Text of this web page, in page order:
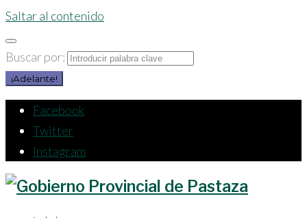
Saltar al contenido
Buscar por:
¡Adelante!
Facebook
Twitter
Instagram